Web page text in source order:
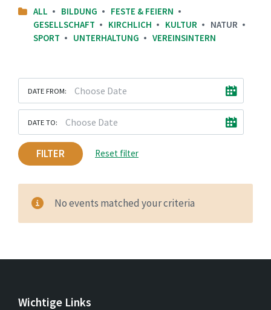
ALL BILDUNG
FESTE & FEIERN
GESELLSCHAFT
KIRCHLICH KULTUR
NATUR
SPORT
UNTERHALTUNG VEREINSINTERN
DATE FROM:
DATE TO:
FILTER Reset filter
No events matched your criteria
Wichtige Links